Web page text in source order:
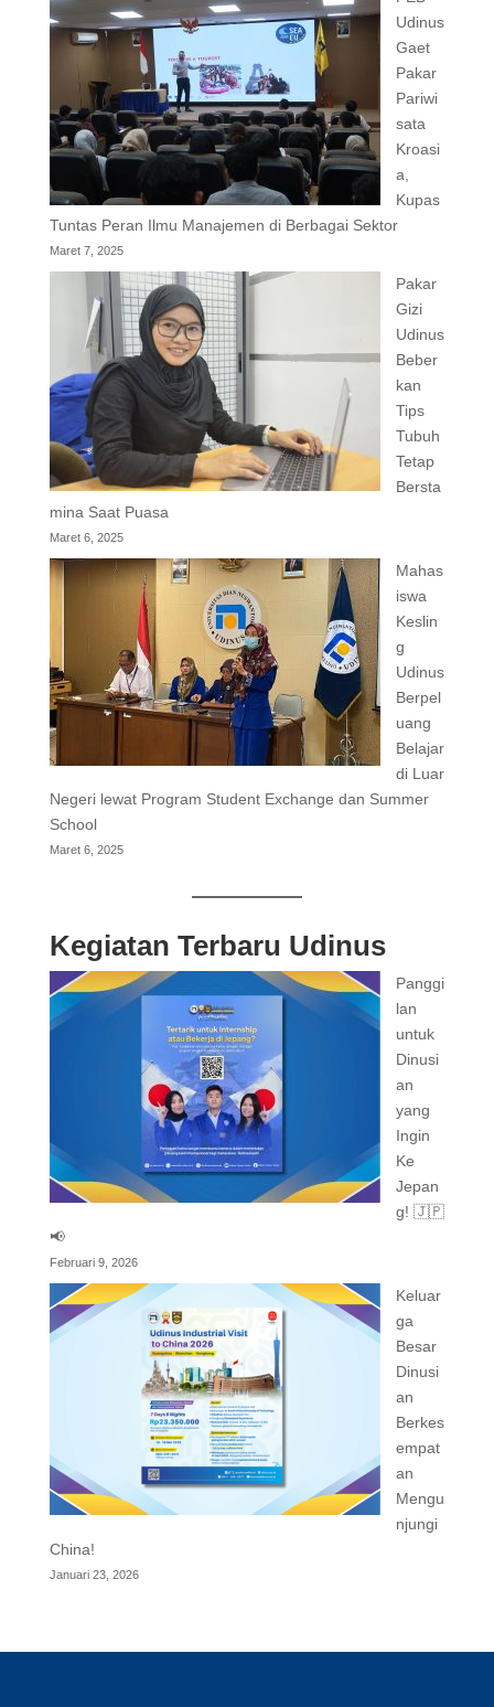
Udinus
Gaet
Pakar
Pariwi
sata
Kroasi
a,
Kupas
Tuntas Peran Ilmu Manajemen di Berbagai Sektor
Maret 7, 2025
Pakar
Gizi
Udinus
Beber
kan
Tips
Tubuh
Tetap
Bersta
mina Saat Puasa
Maret 6, 2025
Mahas
iswa
Keslin
g
Udinus
Berpel
uang
Belajar
di Luar
Negeri lewat Program Student Exchange dan Summer
School
Maret 6, 2025
Kegiatan Terbaru Udinus
Panggi
lan
untuk
Dinusi
an
yang
Ingin
Ke
Jepan
g! 🇯🇵
📢
Februari 9, 2026
Keluar
ga
Besar
Dinusi
an
Berkes
empat
an
Mengu
njungi
China!
Januari 23, 2026